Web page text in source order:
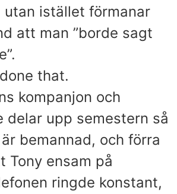
istället förmanar
att man ”borde sagt
that.
kompanjon och
delar upp semestern så
bemannad, och förra
Tony ensam på
ringde konstant,